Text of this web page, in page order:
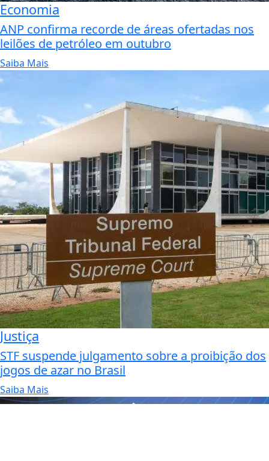
Economia
ANP confirma recorde de áreas ofertadas nos
leilões de petróleo em outubro
Saiba Mais
Justiça
STF suspende julgamento sobre a proibição dos
jogos de azar no Brasil
Saiba Mais